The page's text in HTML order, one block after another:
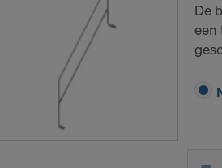
De
een
uw uitdrukkelijke toestemming
te kunnen blijven doorsturen.
instellingen op de website kunt
intrekken.
MET HET
VAN UW